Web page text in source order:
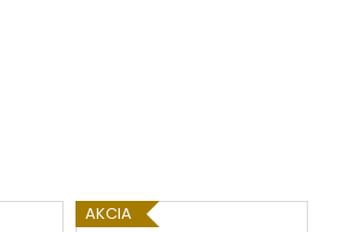
AKCIA